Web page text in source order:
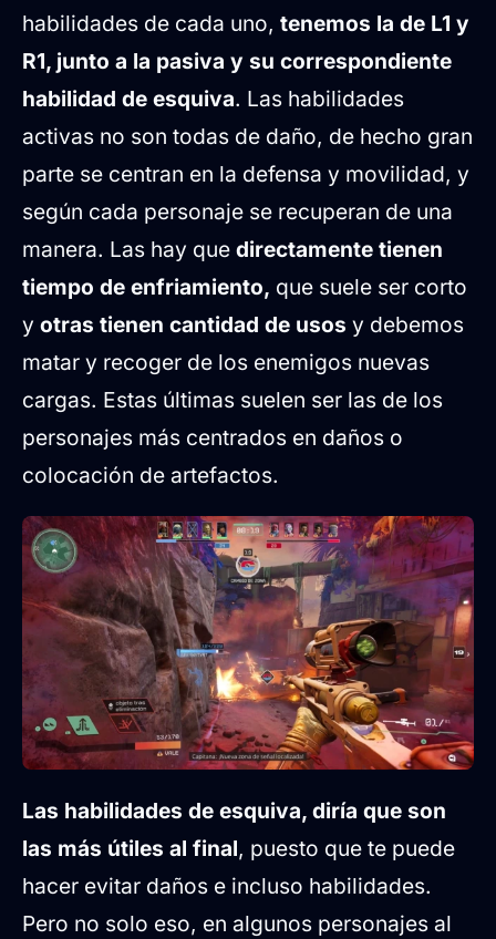
habilidades de cada uno, tenemos la de L1 y
R1, junto a la pasiva y su correspondiente
habilidad de esquiva. Las habilidades
activas no son todas de daño, de hecho gran
parte se centran en la defensa y movilidad, y
según cada personaje se recuperan de una
manera. Las hay que directamente tienen
tiempo de enfriamiento, que suele ser corto
y otras tienen cantidad de usos y debemos
matar y recoger de los enemigos nuevas
cargas. Estas últimas suelen ser las de los
personajes más centrados en daños o
colocación de artefactos.
Las habilidades de esquiva, diría que son
las más útiles al final, puesto que te puede
hacer evitar daños e incluso habilidades.
Pero no solo eso, en algunos personajes al